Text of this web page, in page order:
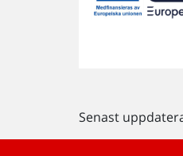
Senast